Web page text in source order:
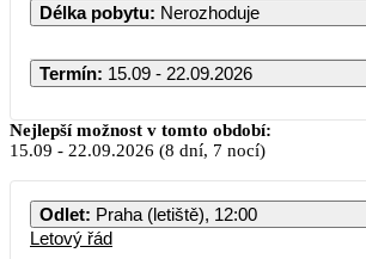
Délka pobytu: Nerozhoduje
Termín: 15.09 - 22.09.2026
Nejlepší možnost v tomto období:
15.09 - 22.09.2026 (8 dní, 7 nocí)
Odlet: Praha (letiště), 12:00
Letový řád